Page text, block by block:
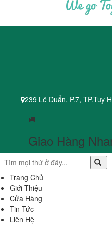
239 Lê Duẩn, P.7, TP.Tuy
Giao Hàng
Trang Chủ
Giới Thiệu
Cửa Hàng
Tin Tức
Liên Hệ